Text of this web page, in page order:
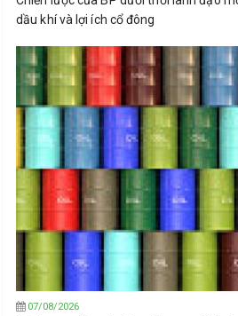
dầu khí và lợi ích cổ đông
07/08/2026